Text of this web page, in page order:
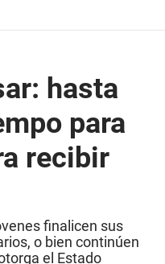
hasta
para
recibir
finalicen sus
o bien continúen
el Estado